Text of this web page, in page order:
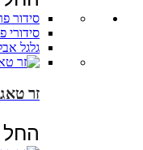
סידור
סידורי
גלגל
זר